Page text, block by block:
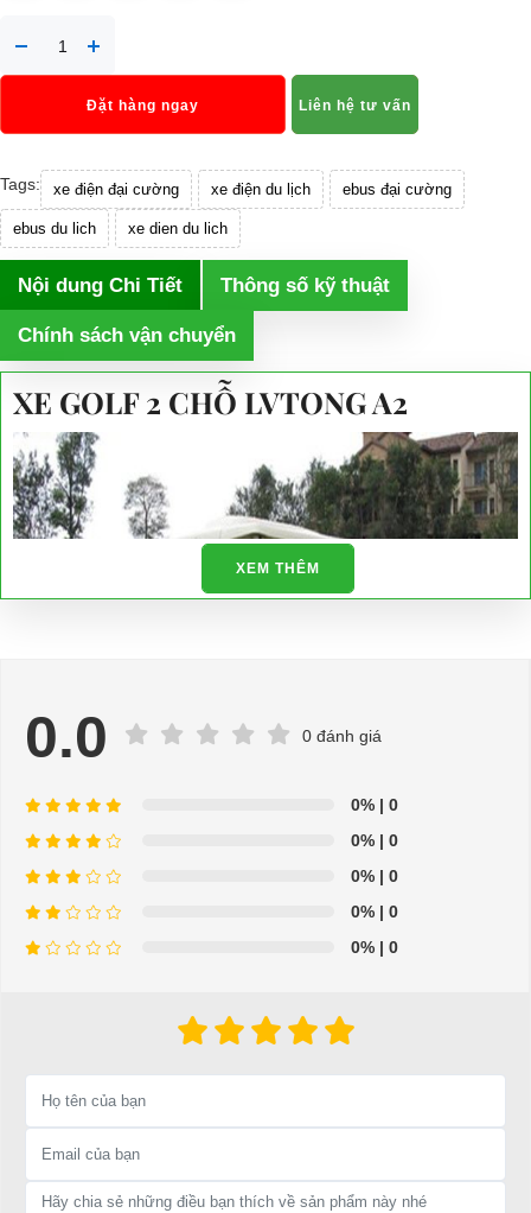
Đặt hàng ngay Liên hệ tư vấn
Tags: xe điện đại cường xe điện du lịch ebus đại cường
ebus du lich xe dien du lich
Nội dung Chi Tiết Thông số kỹ thuật
Chính sách vận chuyển
XE GOLF 2 CHỖ LVTONG A2
Motor：
Nguồn： trojan ,8V*6
Bộ truyền động： 12.31:1
XEM THÊM
0.0 0 đánh giá
0% | 0
0% | 0
0% | 0
0% | 0
0% | 0